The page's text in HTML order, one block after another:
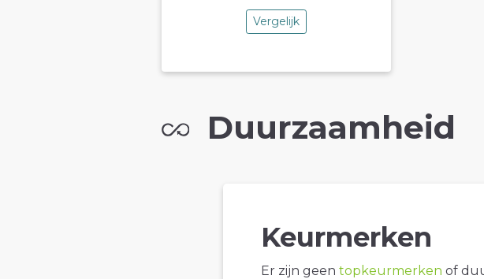
Vergelijk
Duurzaamheid
Keurmerken
Er zijn geen topkeurmerken of